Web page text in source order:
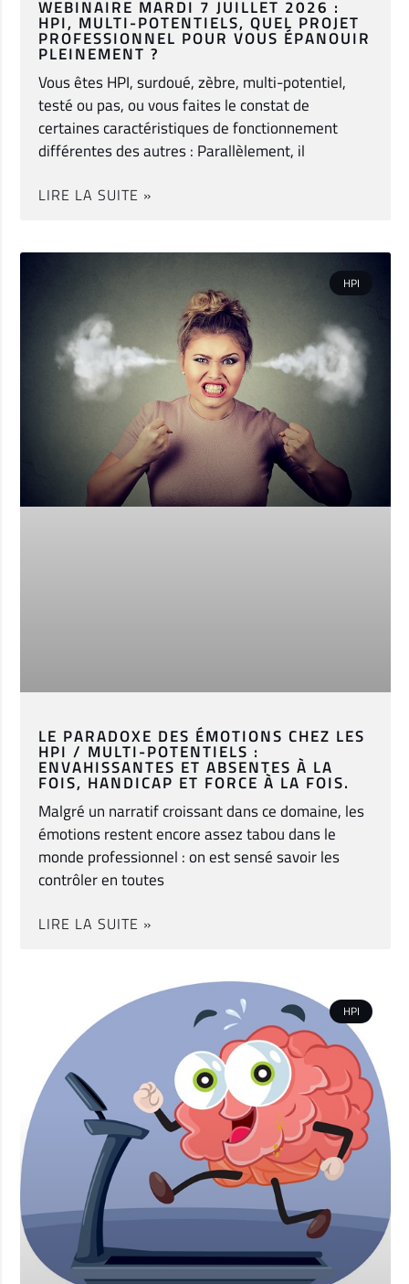
WEBINAIRE MARDI 7 JUILLET 2026 :
HPI, MULTI-POTENTIELS, QUEL PROJET
PROFESSIONNEL POUR VOUS ÉPANOUIR
PLEINEMENT ?
Vous êtes HPI, surdoué, zèbre, multi-potentiel,
testé ou pas, ou vous faites le constat de
certaines caractéristiques de fonctionnement
différentes des autres : Parallèlement, il
LIRE LA SUITE »
HPI
LE PARADOXE DES ÉMOTIONS CHEZ LES
HPI / MULTI-POTENTIELS :
ENVAHISSANTES ET ABSENTES À LA
FOIS, HANDICAP ET FORCE À LA FOIS.
Malgré un narratif croissant dans ce domaine, les
émotions restent encore assez tabou dans le
monde professionnel : on est sensé savoir les
contrôler en toutes
LIRE LA SUITE »
HPI